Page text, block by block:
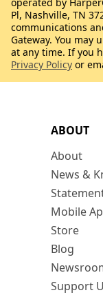
ABOUT
About
News &
Mobile
Store
Blog
Support
Pl, Nashville, TN
communications
Gateway. You may
at any time. If you
Privacy Policy or